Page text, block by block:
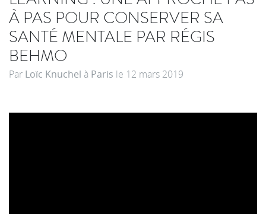
À PAS POUR CONSERVER SA
SANTÉ MENTALE PAR RÉGIS
BEHMO
Par Loïc Knuchel à Paris le 12 mars 2019